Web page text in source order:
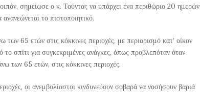
σημείωσε ο κ. Τούντας να υπάρχει ένα περιθώριο 20 ημερών
το πιστοποιητικό.
65 ετών στις κόκκινες περιοχές, με περιορισμό κατ’ οίκον
σπίτι για συγκεκριμένες ανάγκες, όπως προβλεπόταν όταν
των 65 ετών, στις κόκκινες περιοχές.
οι ανεμβολίαστοι κινδυνεύουν σοβαρά να νοσήσουν βαριά